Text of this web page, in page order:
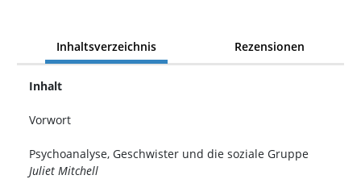
Inhaltsverzeichnis Rezensionen
Inhalt
Vorwort
Psychoanalyse, Geschwister und die soziale Gruppe
Juliet Mitchell